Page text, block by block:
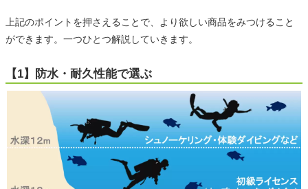
上記のポイントを押さえることで、より欲しい商品をみつけること
ができます。一つひとつ解説していきます。
【1】防水・耐久性能で選ぶ